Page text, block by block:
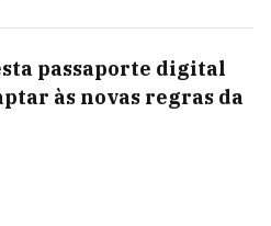
passaporte digital
às novas regras da